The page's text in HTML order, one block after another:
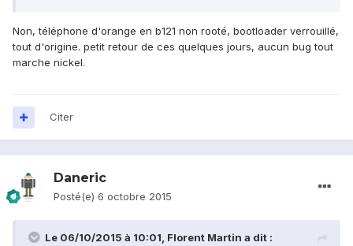
Non, téléphone d'orange en b121 non rooté, bootloader verrouillé,
tout d'origine. petit retour de ces quelques jours, aucun bug tout
marche nickel.
Citer
Daneric
Posté(e) 6 octobre 2015
Le 06/10/2015 à 10:01, Florent Martin a dit :